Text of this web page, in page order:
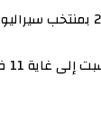
2024.